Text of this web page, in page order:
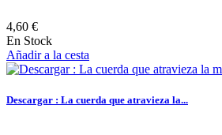
4,60 €
En Stock
Añadir a la cesta
Descargar : La cuerda que atravieza la...